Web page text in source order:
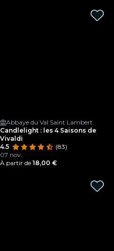
Abbaye du Val Saint Lambert
Candlelight : les 4 Saisons de
Vivaldi
4.5
(83)
07 nov.
À partir de 18,00 €